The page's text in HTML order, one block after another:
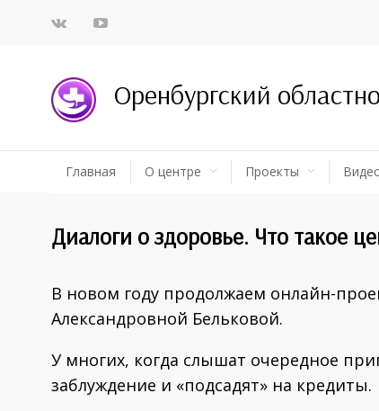
Оренбургский
Главная О центре Проекты
Диалоги о здоровье. Что такое
В новом году продолжаем онлайн-
Александровной Бельковой.
У многих, когда слышат очередное
заблуждение и «подсадят» на кредиты.